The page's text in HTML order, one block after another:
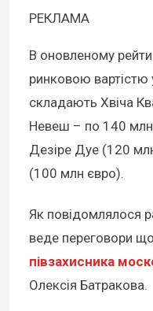
РЕКЛАМА
В оновленому
ринковою вартістю
складають Хвіча
Невеш – по 140
Дезіре Дуе (120
(100 млн євро).
Як повідомлялося
веде переговори
півзахисника
Олексія Батракова.